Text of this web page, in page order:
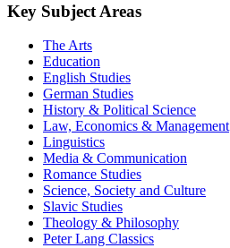
Key Subject Areas
The Arts
Education
English Studies
German Studies
History & Political Science
Law, Economics & Management
Linguistics
Media & Communication
Romance Studies
Science, Society and Culture
Slavic Studies
Theology & Philosophy
Peter Lang Classics